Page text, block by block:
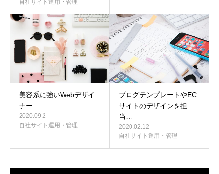
自社サイト運用・管理
美容系に強いWebデザイ
ナー
2020.09.2
自社サイト運用・管理
ブログテンプレートやEC
サイトのデザインを担
当…
2020.02.12
自社サイト運用・管理